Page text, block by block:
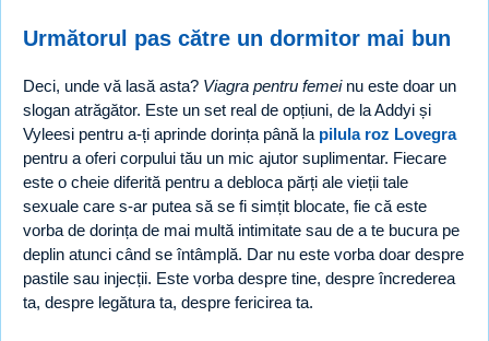
Următorul pas către un dormitor mai bun
Deci, unde vă lasă asta? Viagra pentru femeinu este doar un
slogan atrăgător. Este un set real de opțiuni, de la Addyi și
Vyleesi pentru a-ți aprinde dorința până la pilula roz Lovegra
pentru a oferi corpului tău un mic ajutor suplimentar. Fiecare
este o cheie diferită pentru a debloca părți ale vieții tale
sexuale care s-ar putea să se fi simțit blocate, fie că este
vorba de dorința de mai multă intimitate sau de a te bucura pe
deplin atunci când se întâmplă. Dar nu este vorba doar despre
pastile sau injecții. Este vorba despre tine, despre încrederea
ta, despre legătura ta, despre fericirea ta.